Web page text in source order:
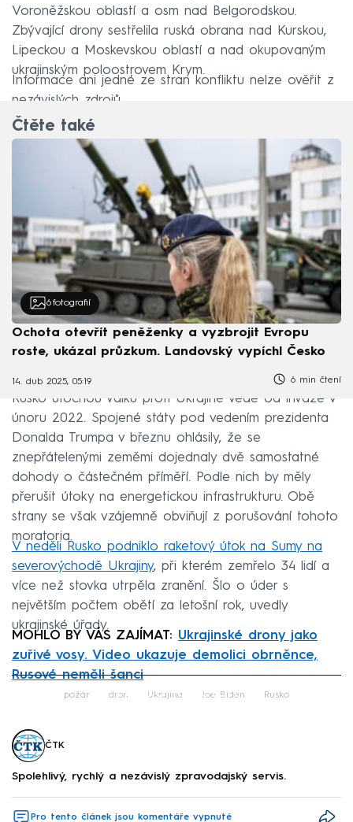
Voroněžskou oblastí a osm nad Belgorodskou.
Zbývající drony sestřelila ruská obrana nad Kurskou,
Lipeckou a Moskevskou oblastí a nad okupovaným
ukrajinským poloostrovem Krym.
Informace ani jedné ze stran konfliktu nelze ověřit z
nezávislých zdrojů.
Čtěte také
6 fotografií
Ochota otevřít peněženky a vyzbrojit Evropu
roste, ukázal průzkum. Landovský vypíchl Česko
14. dub 2025, 05:19 6 min čtení
Rusko útočnou válku proti Ukrajině vede od invaze v
únoru 2022. Spojené státy pod vedením prezidenta
Donalda Trumpa v březnu ohlásily, že se
znepřátelenými zeměmi dojednaly dvě samostatné
dohody o částečném příměří. Podle nich by měly
přerušit útoky na energetickou infrastrukturu. Obě
strany se však vzájemně obviňují z porušování tohoto
moratoria.
V neděli Rusko podniklo raketový útok na Sumy na
severovýchodě Ukrajiny, při kterém zemřelo 34 lidí a
více než stovka utrpěla zranění. Šlo o úder s
největším počtem obětí za letošní rok, uvedly
ukrajinské úřady.
MOHLO BY VÁS ZAJÍMAT: Ukrajinské drony jako
zuřivé vosy. Video ukazuje demolici obrněnce,
Rusové neměli šanci
Failed to fetch
požár dron Ukrajina Joe Biden Rusko
ČTK
Spolehlivý, rychlý a nezávislý zpravodajský servis.
Pro tento článek jsou komentáře vypnuté